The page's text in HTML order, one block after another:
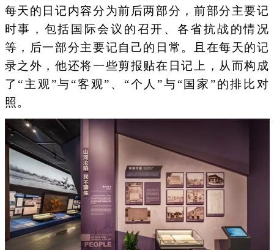
每天的日记内容分为前后两部分，前部分主要记
时事，包括国际会议的召开、各省抗战的情况
等，后一部分主要记自己的日常。且在每天的记
录之外，他还将一些剪报贴在日记上，从而构成
了“主观”与“客观”、“个人”与“国家”的排比对
照。